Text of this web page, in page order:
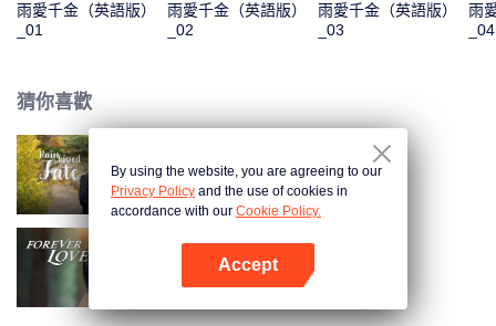
雨愛千金（英語版）
_01
雨愛千金（英語版）
_02
雨愛千金（英語版）
_03
雨
_04
猜你喜歡
雨愛千金
盲心千金（英語版）
By using the website, you are agreeing to our
Privacy Policy and the use of cookies in
accordance with our Cookie Policy.
Accept